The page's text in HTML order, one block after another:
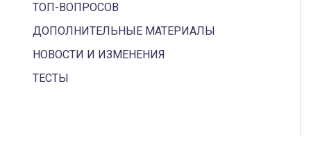
ТОП-ВОПРОСОВ
ДОПОЛНИТЕЛЬНЫЕ МАТЕРИАЛЫ
НОВОСТИ И ИЗМЕНЕНИЯ
ТЕСТЫ